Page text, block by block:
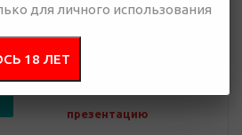
Добавить в
презентацию
для личного использования
18 ЛЕТ